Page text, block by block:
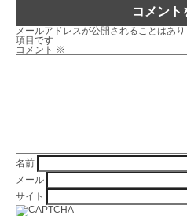
コメント
メールアドレスが公開されることはあり
項目です
コメント ※
名前
メール
サイト